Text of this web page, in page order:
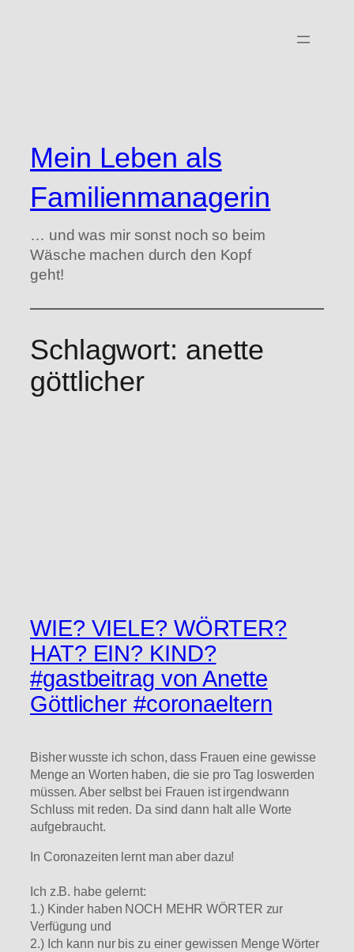
Mein Leben als
Familienmanagerin
… und was mir sonst noch so beim
Wäsche machen durch den Kopf
geht!
Schlagwort: anette
göttlicher
WIE? VIELE? WÖRTER?
HAT? EIN? KIND?
#gastbeitrag von Anette
Göttlicher #coronaeltern
Bisher wusste ich schon, dass Frauen eine gewisse
Menge an Worten haben, die sie pro Tag loswerden
müssen. Aber selbst bei Frauen ist irgendwann
Schluss mit reden. Da sind dann halt alle Worte
aufgebraucht.
In Coronazeiten lernt man aber dazu!
Ich z.B. habe gelernt:
1.) Kinder haben NOCH MEHR WÖRTER zur
Verfügung und
2.) Ich kann nur bis zu einer gewissen Menge Wörter